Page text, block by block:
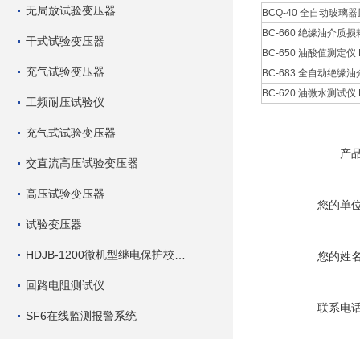
无局放试验变压器
干式试验变压器
充气试验变压器
工频耐压试验仪
充气式试验变压器
交直流高压试验变压器
高压试验变压器
试验变压器
回路电阻测试仪
SF6在线监测报警系统
BCQ-40 全自动玻璃
BC-660 绝缘油介质
BC-650 油酸值测定仪
BC-683 全自动绝缘
BC-620 油微水测试仪
产
您的单
您的姓
联系电